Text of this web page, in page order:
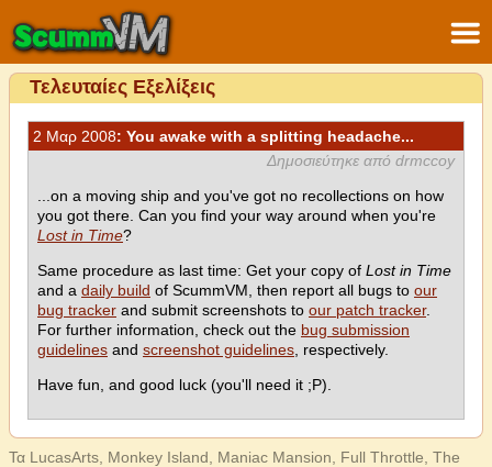
Τελευταίες Εξελίξεις
2 Μαρ 2008: You awake with a splitting headache...
Δημοσιεύτηκε από drmccoy
...on a moving ship and you've got no recollections on how
you got there. Can you find your way around when you're
Lost in Time?
Same procedure as last time: Get your copy of Lost in Time
and a daily build of ScummVM, then report all bugs to our
bug tracker and submit screenshots to our patch tracker.
For further information, check out the bug submission
guidelines and screenshot guidelines , respectively.
Have fun, and good luck (you'll need it ;P).
Τα LucasArts, Monkey Island, Maniac Mansion, Full Throttle, The